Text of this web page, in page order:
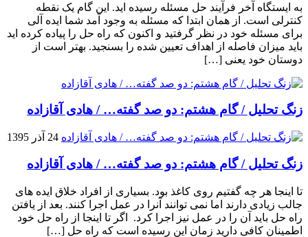
به ایستگاه آخر فرآیند حل مسئله رسیده اید. این گام یک نقطه
کنترلی است. از همان ابتدا که مسئله به وجود آمد شما ایده آلی
برای مسئله خود در نظر گرفتید و اکنون که راه حل را پیاده کرده اید
باید میزان فاصله از اهداف تعیین شده را بسنجید. بهتر است از
دوستان خود یعنی […]
زنگ تحلیل / گام هشتم: دو صد گفته… / هادی آقازاده
24 آذر 1395
زنگ تحلیل / گام هشتم: دو صد گفته… / هادی آقازاده
تا اینجا هر چه گفتیم روی کاغذ بود. بسیاری از افراد خلاق ایده های
جالب زیادی دارند اما نمی توانند آنرا در عمل اجرا کنند. بعد از یافتن
راه حل باید آن را در عمل نیز اجرا کرد. اگر تا اینجا از راه حل خود
اطمینان کافی دارید زمان این رسیده است که راه حل […]